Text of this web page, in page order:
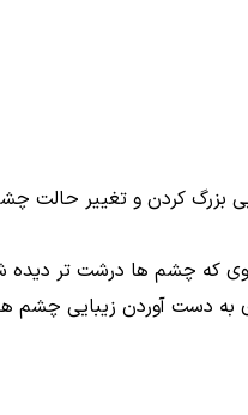
بزرگ کردن و تغییر حالت
که چشم ها درشت تر دیده
به دست آوردن زیبایی